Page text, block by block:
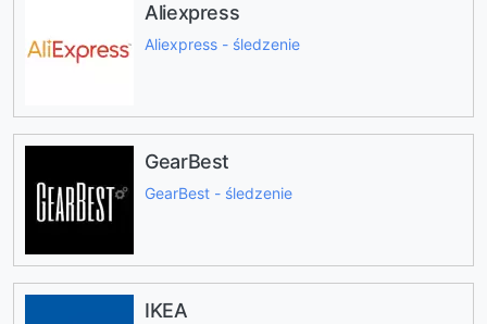
Aliexpress
Aliexpress - śledzenie
GearBest
GearBest - śledzenie
IKEA